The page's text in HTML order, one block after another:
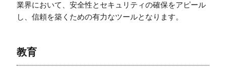
業界において、安全性とセキュリティの確保をアピール
し、信頼を築くための有力なツールとなります。
教育